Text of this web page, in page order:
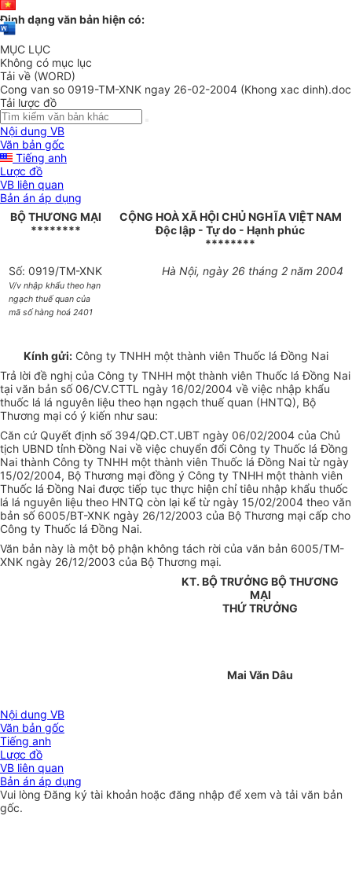
Định dạng văn bản hiện có:
MỤC LỤC
Không có mục lục
Tải về (WORD)
Cong van so 0919-TM-XNK ngay 26-02-2004 (Khong xac dinh).doc
Tải lược đồ
Nội dung VB
Văn bản gốc
Tiếng anh
Lược đồ
VB liên quan
Bản án áp dụng
BỘ THƯƠNG MẠI
********
CỘNG HOÀ XÃ HỘI CHỦ NGHĨA VIỆT NAM
Độc lập - Tự do - Hạnh phúc
********
Số: 0919/TM-XNK
V/v nhập khẩu theo hạn
ngạch thuế quan của
mã số hàng hoá 2401
Hà Nội, ngày 26 tháng 2 năm 2004
Kính gửi: Công ty TNHH một thành viên Thuốc lá Đồng Nai
Trả lời đề nghị của Công ty TNHH một thành viên Thuốc lá Đồng Nai
tại văn bản số 06/CV.CTTL ngày 16/02/2004 về việc nhập khẩu
thuốc lá lá nguyên liệu theo hạn ngạch thuế quan (HNTQ), Bộ
Thương mại có ý kiến như sau:
Căn cứ Quyết định số 394/QĐ.CT.UBT ngày 06/02/2004 của Chủ
tịch UBND tỉnh Đồng Nai về việc chuyển đổi Công ty Thuốc lá Đồng
Nai thành Công ty TNHH một thành viên Thuốc lá Đồng Nai từ ngày
15/02/2004, Bộ Thương mại đồng ý Công ty TNHH một thành viên
Thuốc lá Đồng Nai được tiếp tục thực hiện chỉ tiêu nhập khẩu thuốc
lá lá nguyên liệu theo HNTQ còn lại kể từ ngày 15/02/2004 theo văn
bản số 6005/BT-XNK ngày 26/12/2003 của Bộ Thương mại cấp cho
Công ty Thuốc lá Đồng Nai.
Văn bản này là một bộ phận không tách rời của văn bản 6005/TM-
XNK ngày 26/12/2003 của Bộ Thương mại.
KT. BỘ TRƯỞNG BỘ THƯƠNG
MẠI
THỨ TRƯỞNG
Mai Văn Dâu
Nội dung VB
Văn bản gốc
Tiếng anh
Lược đồ
VB liên quan
Bản án áp dụng
Vui lòngĐăng ký tài khoản hoặc đăng nhập để xem và tải văn bản
gốc.